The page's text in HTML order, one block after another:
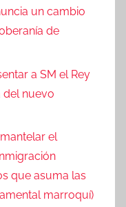
un cambio
de
a SM el Rey
del nuevo
el
que asuma las
marroquí)